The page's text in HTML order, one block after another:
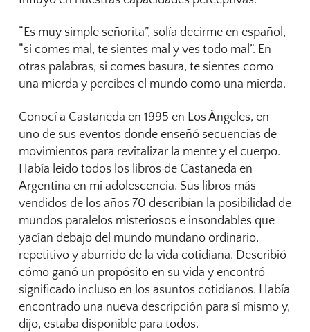
“Es muy simple señorita”, solía decirme en español,
“si comes mal, te sientes mal y ves todo mal”. En
otras palabras, si comes basura, te sientes como
una mierda y percibes el mundo como una mierda.
Conocí a Castaneda en 1995 en Los Ángeles, en
uno de sus eventos donde enseñó secuencias de
movimientos para revitalizar la mente y el cuerpo.
Había leído todos los libros de Castaneda en
Argentina en mi adolescencia. Sus libros más
vendidos de los años 70 describían la posibilidad de
mundos paralelos misteriosos e insondables que
yacían debajo del mundo mundano ordinario,
repetitivo y aburrido de la vida cotidiana. Describió
cómo ganó un propósito en su vida y encontró
significado incluso en los asuntos cotidianos. Había
encontrado una nueva descripción para sí mismo y,
dijo, estaba disponible para todos.